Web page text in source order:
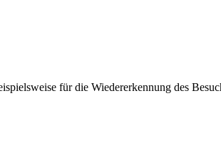
für die Wiedererkennung des